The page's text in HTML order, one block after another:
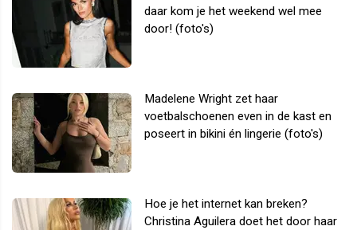
daar kom je het weekend wel mee
door! (foto's)
Madelene Wright zet haar
voetbalschoenen even in de kast en
poseert in bikini én lingerie (foto's)
Hoe je het internet kan breken?
Christina Aguilera doet het door haar